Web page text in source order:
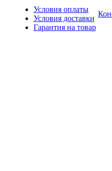
Условия оплаты
Условия доставки
Гарантия на товар